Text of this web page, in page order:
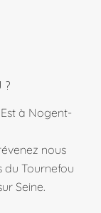
?
à Nogent-
nous
du Tournefou
Seine.